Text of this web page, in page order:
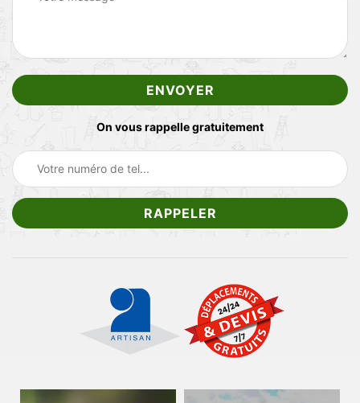
On vous rappelle gratuitement